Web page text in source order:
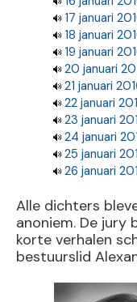
17 januari
18 januari
19 januari
20 januari
21 januari
22 januari
23 januari
24 januari
25 januari
26 januari
Alle dichters
anoniem. De jury
korte verhalen
bestuurslid